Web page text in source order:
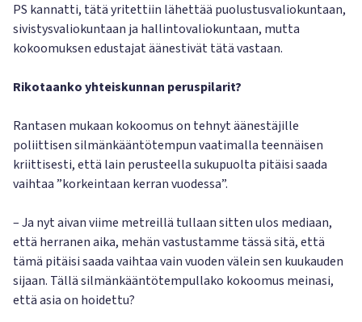
PS kannatti, tätä yritettiin lähettää puolustusvaliokuntaan,
sivistysvaliokuntaan ja hallintovaliokuntaan, mutta
kokoomuksen edustajat äänestivät tätä vastaan.
Rikotaanko yhteiskunnan peruspilarit?
Rantasen mukaan kokoomus on tehnyt äänestäjille
poliittisen silmänkääntötempun vaatimalla teennäisen
kriittisesti, että lain perusteella sukupuolta pitäisi saada
vaihtaa ”korkeintaan kerran vuodessa”.
– Ja nyt aivan viime metreillä tullaan sitten ulos mediaan,
että herranen aika, mehän vastustamme tässä sitä, että
tämä pitäisi saada vaihtaa vain vuoden välein sen kuukauden
sijaan. Tällä silmänkääntötempullako kokoomus meinasi,
että asia on hoidettu?